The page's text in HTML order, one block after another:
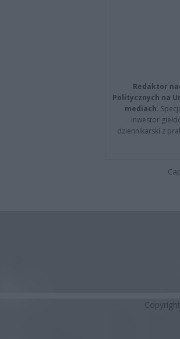
Redaktor
Politycznych na
mediach.
inwestor
dziennikarski z